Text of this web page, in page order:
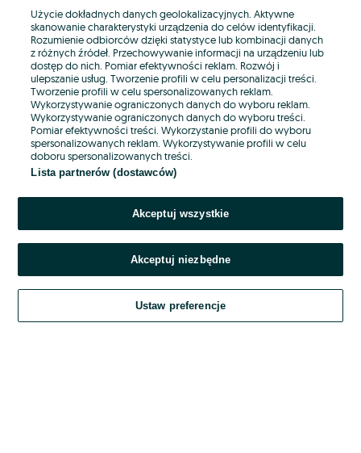
E-mail
Hasło
Nie pamiętasz hasła?
Zaloguj się
Kontynuując za pośrednictwem jednego z dostawców wskazanych powyżej,
Regulamin serwisu OLX.pl w jego aktualnym brzmieniu.
Użycie dokładnych danych geolokalizacyjnych. Aktywne
skanowanie charakterystyki urządzenia do celów identyfikacji.
Rozumienie odbiorców dzięki statystyce lub kombinacji danych
z różnych źródeł. Przechowywanie informacji na urządzeniu lub
dostęp do nich. Pomiar efektywności reklam. Rozwój i
ulepszanie usług. Tworzenie profili w celu personalizacji treści.
Tworzenie profili w celu spersonalizowanych reklam.
Wykorzystywanie ograniczonych danych do wyboru reklam.
Wykorzystywanie ograniczonych danych do wyboru treści.
Pomiar efektywności treści. Wykorzystanie profili do wyboru
spersonalizowanych reklam. Wykorzystywanie profili w celu
doboru spersonalizowanych treści.
Lista partnerów (dostawców)
Akceptuj wszystkie
Akceptuj niezbędne
Ustaw preferencje